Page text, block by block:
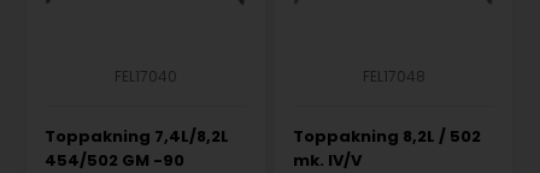
FEL17040
Toppakning 7,4L/8,2L
454/502 GM -90
FEL17048
Toppakning 8,2L / 502
mk. IV/V